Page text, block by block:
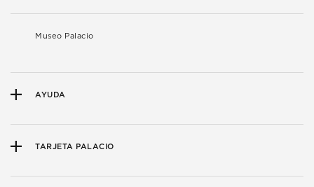
Museo Palacio
AYUDA
TARJETA PALACIO